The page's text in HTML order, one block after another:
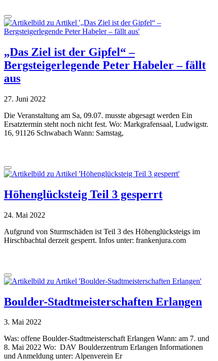
„Das Ziel ist der Gipfel“ –
Bergsteigerlegende Peter Habeler – fällt
aus
27. Juni 2022
Die Veranstaltung am Sa, 09.07. musste abgesagt werden Ein
Ersatztermin steht noch nicht fest. Wo: Markgrafensaal, Ludwigstr.
16, 91126 Schwabach Wann: Samstag,
Höhenglücksteig Teil 3 gesperrt
24. Mai 2022
Aufgrund von Sturmschäden ist Teil 3 des Höhenglücksteigs im
Hirschbachtal derzeit gesperrt. Infos unter: frankenjura.com
Boulder-Stadtmeisterschaften Erlangen
3. Mai 2022
Was: offene Boulder-Stadtmeisterschaft Erlangen Wann: am 7. und
8. Mai 2022 Wo: DAV Boulderzentrum Erlangen Informationen
und Anmeldung unter: Alpenverein Er